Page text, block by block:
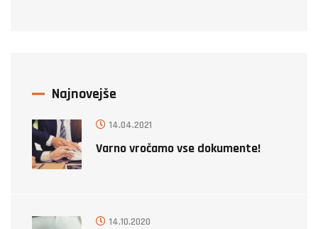
Najnovejše
14.04.2021
Varno vročamo vse dokumente!
14.10.2020